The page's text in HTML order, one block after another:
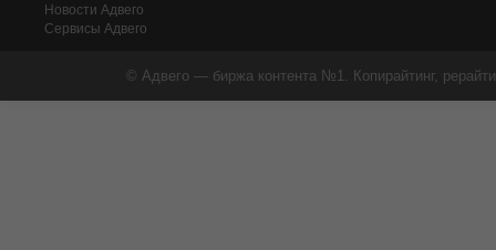
Новости Адвего
Сервисы Адвего
© Адвего — биржа контента №1. Копирайтинг,